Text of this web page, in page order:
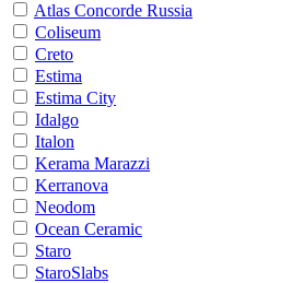
Atlas Concorde Russia
Coliseum
Creto
Estima
Estima City
Idalgo
Italon
Kerama Marazzi
Kerranova
Neodom
Ocean Ceramic
Staro
StaroSlabs